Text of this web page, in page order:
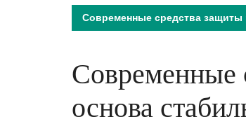
Современные средства защиты
Современные
основа